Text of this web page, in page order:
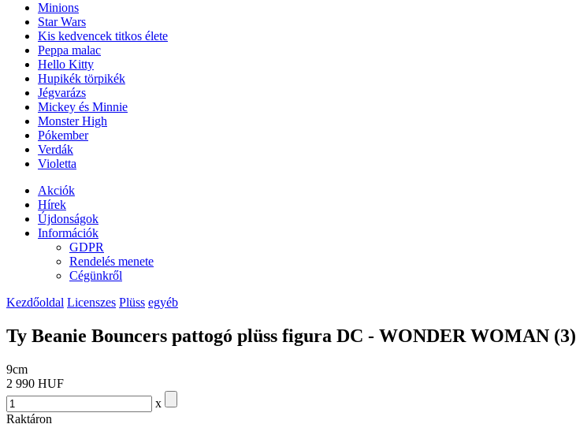
Minions
Star Wars
Kis kedvencek titkos élete
Peppa malac
Hello Kitty
Hupikék törpikék
Jégvarázs
Mickey és Minnie
Monster High
Pókember
Verdák
Violetta
Akciók
Hírek
Újdonságok
Információk
GDPR
Rendelés menete
Cégünkről
Kezdőoldal Licenszes Plüss egyéb
Ty Beanie Bouncers pattogó plüss figura DC - WONDER WOMAN (3)
9cm
2 990 HUF
x
Raktáron